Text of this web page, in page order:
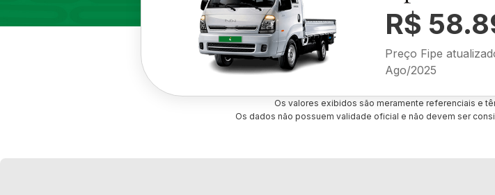
R$
Preço Fipe
Ago/2025
Os valores exibidos são meramente referenciais e
Os dados não possuem validade oficial e não devem ser